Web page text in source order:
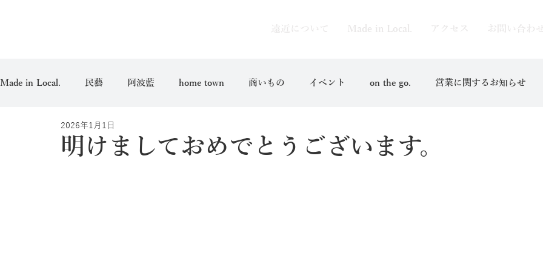
遠近について Made in Local. アクセス お問い合わ
Made in Local. 民藝 阿波藍 home town 商いもの イベント on the go. 営業に関するお知らせ
明けましておめでとうございます。
2026年1月1日